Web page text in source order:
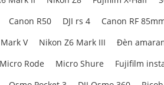
Canon R50 DJI rs 4 Canon RF
V Nikon Z6 Mark III Đèn
Micro Rode Micro Shure Fujifilm